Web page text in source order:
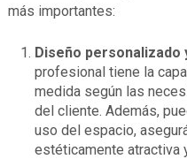
más importantes:
Diseño personalizado
profesional tiene la
medida según las
del cliente. Además,
uso del espacio,
estéticamente atractiva